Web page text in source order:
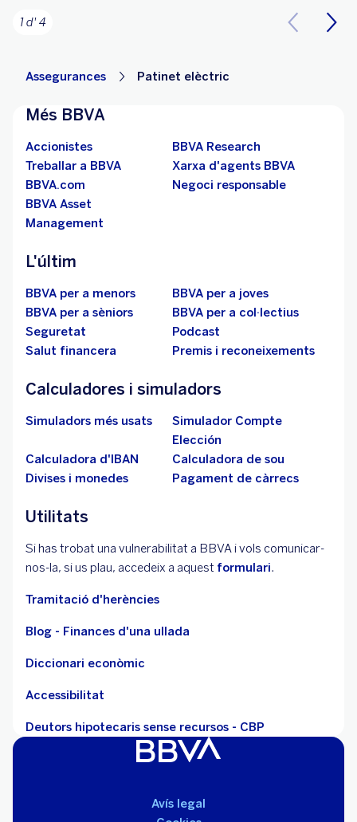
1 d' 4
Assegurances Patinet elèctric
Més BBVA
Accionistes
BBVA Research
Treballar a BBVA
Xarxa d'agents BBVA
BBVA.com
Negoci responsable
BBVA Asset
Management
L'últim
BBVA per a menors
BBVA per a joves
BBVA per a sèniors
BBVA per a col·lectius
Seguretat
Podcast
Salut financera
Premis i reconeixements
Calculadores i simuladors
Simuladors més usats
Simulador Compte
Elección
Calculadora d'IBAN
Calculadora de sou
Divises i monedes
Pagament de càrrecs
Utilitats
Si has trobat una vulnerabilitat a BBVA i vols comunicar-
nos-la, si us plau, accedeix a aquest formulari.
Tramitació d'herències
Blog - Finances d'una ullada
Diccionari econòmic
Accessibilitat
Deutors hipotecaris sense recursos - CBP
Avís legal